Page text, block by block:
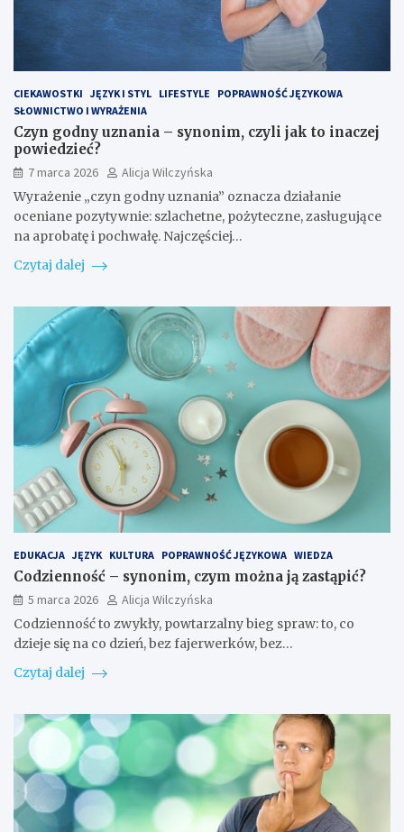
CIEKAWOSTKI JĘZYK I STYL LIFESTYLE
POPRAWNOŚĆ JĘZYKOWA
SŁOWNICTWO I WYRAŻENIA
Czyn godny uznania – synonim, czyli jak to inaczej
powiedzieć?
7 marca 2026
Alicja Wilczyńska
Wyrażenie „czyn godny uznania” oznacza działanie
oceniane pozytywnie: szlachetne, pożyteczne, zasługujące
na aprobatę i pochwałę. Najczęściej…
Czytaj dalej
EDUKACJA JĘZYK KULTURA POPRAWNOŚĆ JĘZYKOWA WIEDZA
Codzienność – synonim, czym można ją zastąpić?
5 marca 2026
Alicja Wilczyńska
Codzienność to zwykły, powtarzalny bieg spraw: to, co
dzieje się na co dzień, bez fajerwerków, bez…
Czytaj dalej